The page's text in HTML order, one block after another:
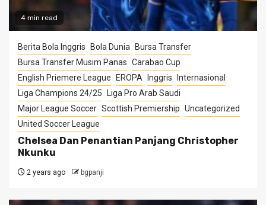
4 min read
Berita Bola Inggris Bola Dunia
Bursa Transfer
Bursa Transfer Musim Panas Carabao Cup
English Priemere League
EROPA Inggris
Internasional
Liga Champions 24/25
Liga Pro Arab Saudi
Major League Soccer Scottish Premiership Uncategorized
United Soccer League
Chelsea Dan Penantian Panjang Christopher
Nkunku
2 years ago bgpanji